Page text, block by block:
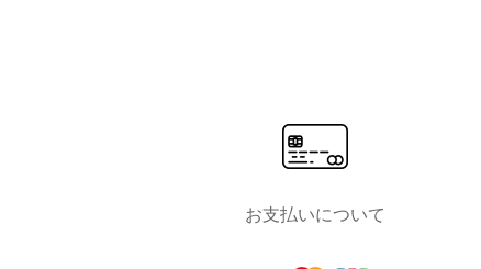
お支払いについて